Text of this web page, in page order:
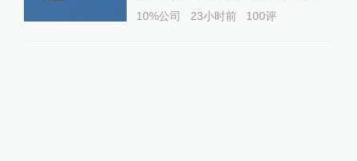
10%公司 23小时前 100评